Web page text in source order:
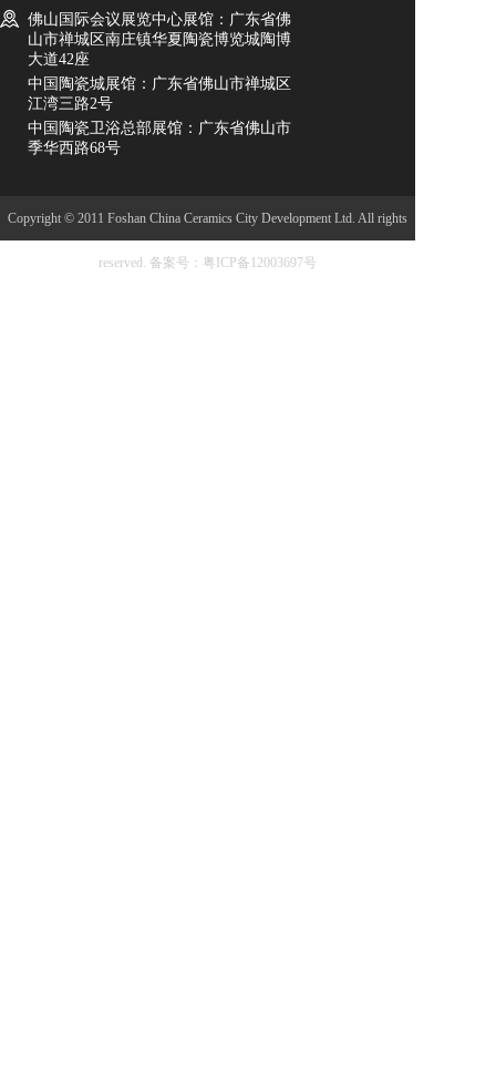
佛山国际会议展览中心展馆：广东省佛
山市禅城区南庄镇华夏陶瓷博览城陶博
大道42座
中国陶瓷城展馆：广东省佛山市禅城区
江湾三路2号
中国陶瓷卫浴总部展馆：广东省佛山市
季华西路68号
Copyright © 2011 Foshan China Ceramics City Development Ltd. All rights
reserved. 备案号：粤ICP备12003697号